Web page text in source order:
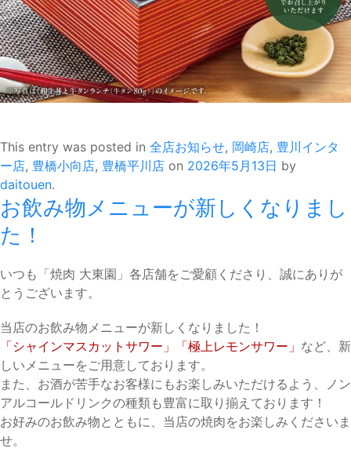
This entry was posted in 全店お知らせ, 岡崎店, 豊川インタ
ー店, 豊橋小向店, 豊橋平川店 on 2026年5月13日 by
daitouen.
お飲み物メニューが新しくなりまし
た！
いつも「焼肉 大東園」各店舗をご愛顧くださり、誠にありが
とうございます。
当店のお飲み物メニューが新しくなりました！
「シャインマスカットサワー」「極上レモンサワー」 など、新
しいメニューをご用意しております。
また、お酒が苦手なお客様にもお楽しみいただけるよう、ノン
アルコールドリンクの種類も豊富に取り揃えております！
お好みのお飲み物とともに、当店の焼肉をお楽しみくださいま
せ。